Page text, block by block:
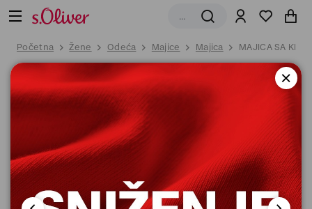
Početna Žene Odeća Majice Majica MAJICA SA